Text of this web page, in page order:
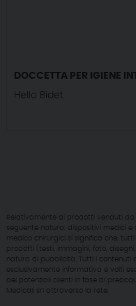
DOCCETTA PER IGIENE
Hello Bidet
Relativamente ai prodotti venduti da
seguente natura: dispositivi medici e
medico chirurgici si significa che:
prodotti (testi, immagini, foto,
natura di pubblicità. Tutti i contenuti
esclusivamente informativa e volti
dei potenziali clienti in fase di
Medicali srl attraverso la rete.